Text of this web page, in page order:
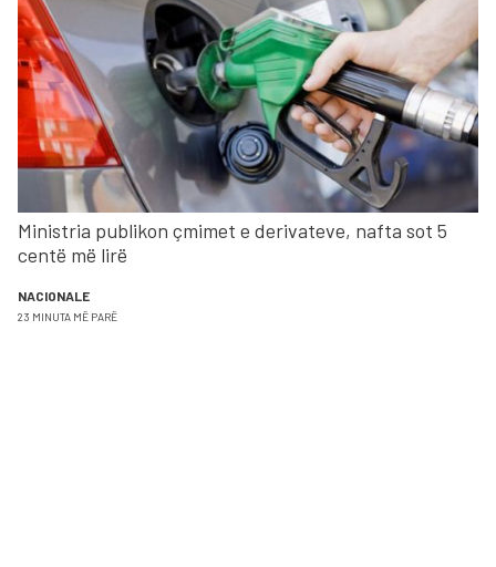
Ministria publikon çmimet e derivateve, nafta sot 5
centë më lirë
NACIONALE
23 MINUTA MË PARË